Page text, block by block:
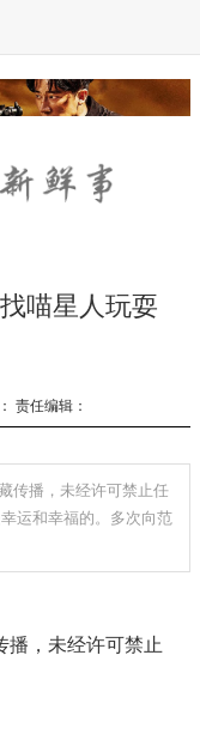
喵星人玩耍
责任编辑：
传播，未经许可禁止任
运和幸福的。多次向范
播，未经许可禁止